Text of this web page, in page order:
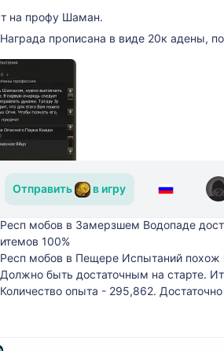
Отправить в игру
на профу Шаман.
Награда прописана в виде 20к адены,
Респ мобов в Замерзшем Водопаде
итемов 100%
Респ мобов в Пещере Испытаний похож
Должно быть достаточным на старте.
Количество опыта - 295,862.